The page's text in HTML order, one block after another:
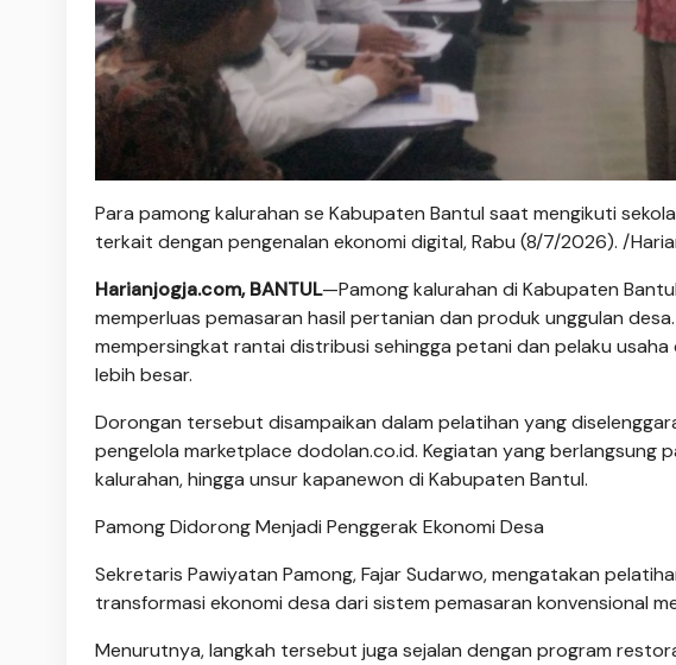
Para pamong kalurahan se Kabupaten Bantul saat mengikuti
terkait dengan pengenalan ekonomi digital, Rabu (8/7/2026). /
Harianjogja.com, BANTUL—Pamong kalurahan di Kabupaten
memperluas pemasaran hasil pertanian dan produk unggulan
mempersingkat rantai distribusi sehingga petani dan pelaku
lebih besar.
Dorongan tersebut disampaikan dalam pelatihan yang
pengelola marketplace dodolan.co.id. Kegiatan yang berlangsung
kalurahan, hingga unsur kapanewon di Kabupaten Bantul.
Pamong Didorong Menjadi Penggerak Ekonomi Desa
Sekretaris Pawiyatan Pamong, Fajar Sudarwo, mengatakan
transformasi ekonomi desa dari sistem pemasaran konvensional
Menurutnya, langkah tersebut juga sejalan dengan program